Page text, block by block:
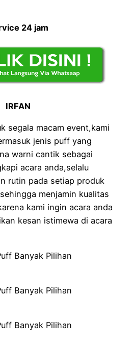
24 jam
IRFAN
segala macam event,kami
jenis puff yang
warni cantik sebagai
acara anda,selalu
rutin pada setiap produk
menjamin kualitas
kami ingin acara anda
kesan istimewa di acara